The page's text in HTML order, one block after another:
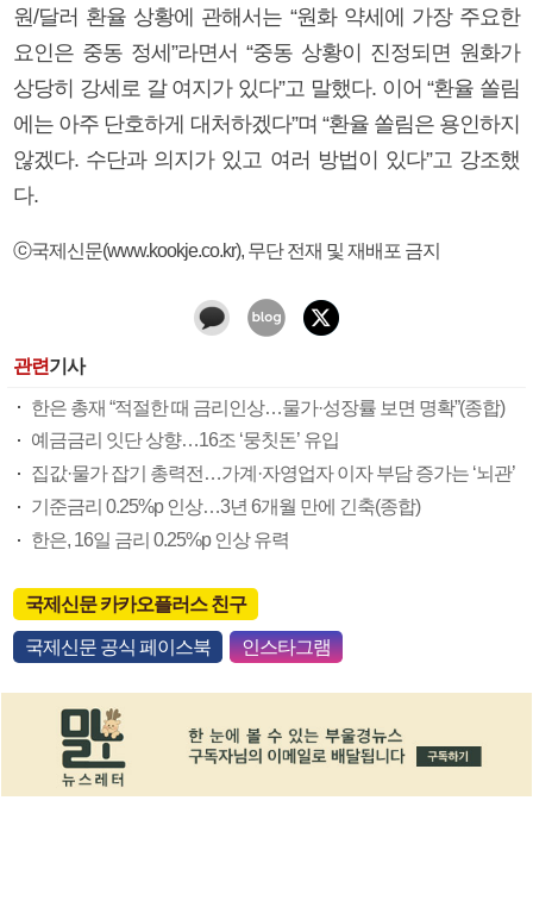
원/달러 환율 상황에 관해서는 “원화 약세에 가장 주요한
요인은 중동 정세”라면서 “중동 상황이 진정되면 원화가
상당히 강세로 갈 여지가 있다”고 말했다. 이어 “환율 쏠림
에는 아주 단호하게 대처하겠다”며 “환율 쏠림은 용인하지
않겠다. 수단과 의지가 있고 여러 방법이 있다”고 강조했
다.
ⓒ국제신문(www.kookje.co.kr), 무단 전재 및 재배포 금지
관련기사
한은 총재 “적절한 때 금리인상…물가·성장률 보면 명확”(종합)
예금금리 잇단 상향…16조 ‘뭉칫돈’ 유입
집값·물가 잡기 총력전…가계·자영업자 이자 부담 증가는 ‘뇌관’
기준금리 0.25%p 인상…3년 6개월 만에 긴축(종합)
한은, 16일 금리 0.25%p 인상 유력
국제신문 카카오플러스 친구
국제신문 공식 페이스북 인스타그램